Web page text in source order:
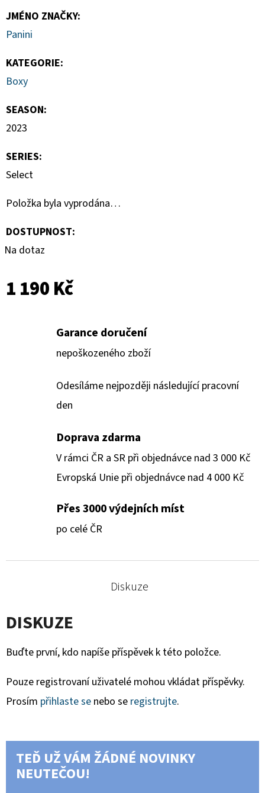
JMÉNO ZNAČKY:
Panini
KATEGORIE:
Boxy
SEASON:
2023
SERIES:
Select
Položka byla vyprodána…
DOSTUPNOST:
Na dotaz
1 190 Kč
Garance doručení
nepoškozeného zboží
Odesíláme nejpozději následující pracovní
den
Doprava zdarma
V rámci ČR a SR při objednávce nad 3 000 Kč
Evropská Unie při objednávce nad 4 000 Kč
Přes 3000 výdejních míst
po celé ČR
Diskuze
DISKUZE
Buďte první, kdo napíše příspěvek k této položce.
Pouze registrovaní uživatelé mohou vkládat příspěvky.
Prosím přihlaste se nebo se registrujte.
TEĎ UŽ VÁM ŽÁDNÉ NOVINKY
NEUTEČOU!